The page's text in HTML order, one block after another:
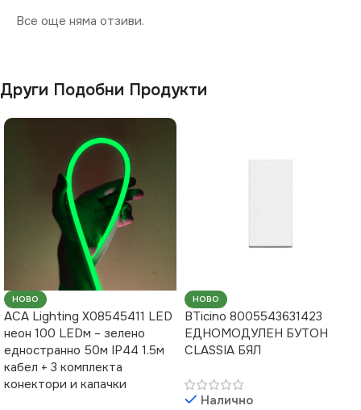
Все още няма отзиви.
Други Подобни Продукти
НОВО
ACA Lighting X08545411 LED
неон 100 LEDм – зелено
едностранно 50м IP44 1.5м
кабел + 3 комплекта
конектори и капачки
НОВО
BTicino 8005543631423
ЕДНОМОДУЛЕН БУТОН
CLASSIA БЯЛ
Налично